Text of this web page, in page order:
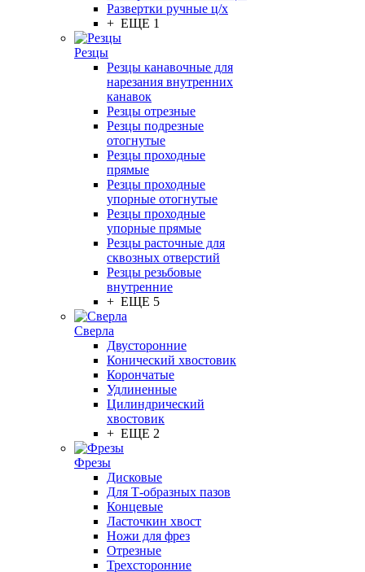
Развертки ручные ц/х
+ ЕЩЕ 1
Резцы
Резцы канавочные для
нарезания внутренних
канавок
Резцы отрезные
Резцы подрезные
отогнутые
Резцы проходные
прямые
Резцы проходные
упорные отогнутые
Резцы проходные
упорные прямые
Резцы расточные для
сквозных отверстий
Резцы резьбовые
внутренние
+ ЕЩЕ 5
Сверла
Двусторонние
Конический хвостовик
Корончатые
Удлиненные
Цилиндрический
хвостовик
+ ЕЩЕ 2
Фрезы
Дисковые
Для Т-образных пазов
Концевые
Ласточкин хвост
Ножи для фрез
Отрезные
Трехсторонние